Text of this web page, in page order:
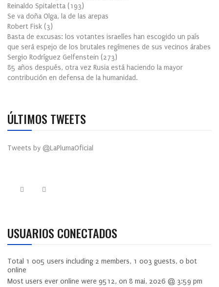
Reinaldo Spitaletta (193)
Se va doña Olga, la de las arepas
Robert Fisk (3)
Basta de excusas: los votantes israelíes han escogido un país
que será espejo de los brutales regímenes de sus vecinos árabes
Sergio Rodríguez Gelfenstein (273)
85 años después, otra vez Rusia está haciendo la mayor
contribución en defensa de la humanidad.
ÚLTIMOS TWEETS
Tweets by @LaPlumaOficial
USUARIOS CONECTADOS
Total 1 005 users including 2 members, 1 003 guests, 0 bot
online
Most users ever online were 9512, on 8 mai, 2026 @ 3:59 pm